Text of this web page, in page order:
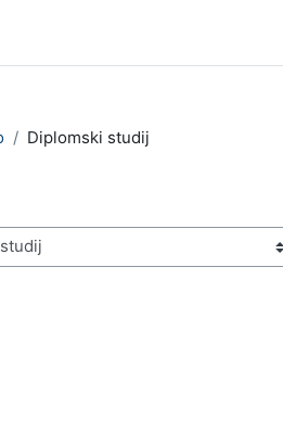
Diplomski studij